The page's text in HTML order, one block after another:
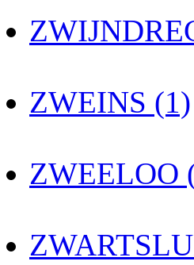
ZWEINS (1)
ZWEELOO